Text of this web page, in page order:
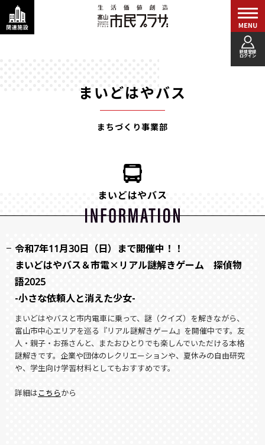
新規登録
ログイン
まいどはやバス
まちづくり事業部
まいどはやバス
令和7年11月30日（日）まで開催中！！
まいどはやバス＆市電×リアル謎解きゲーム 探偵物
語2025
-小さな依頼人と消えた少女-
まいどはやバスと市内電車に乗って、謎（クイズ）を解きながら、
富山市中心エリアを巡る『リアル謎解きゲーム』を開催中です。友
人・親子・お孫さんと、またおひとりでも楽しんでいただける本格
謎解きです。企業や団体のレクリエーションや、夏休みの自由研究
や、学生向け学習材料としてもおすすめです。
詳細はこちらから